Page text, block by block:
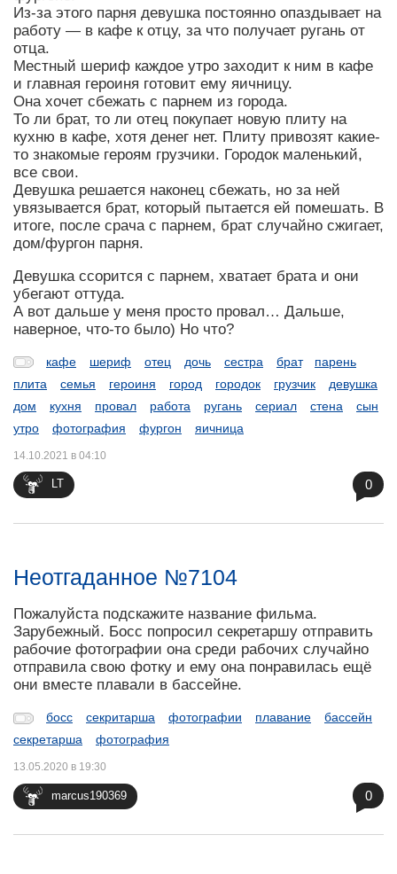
Из-за этого парня девушка постоянно опаздывает на
работу — в кафе к отцу, за что получает ругань от
отца.
Местный шериф каждое утро заходит к ним в кафе
и главная героиня готовит ему яичницу.
Она хочет сбежать с парнем из города.
То ли брат, то ли отец покупает новую плиту на
кухню в кафе, хотя денег нет. Плиту привозят какие-
то знакомые героям грузчики. Городок маленький,
все свои.
Девушка решается наконец сбежать, но за ней
увязывается брат, который пытается ей помешать. В
итоге, после срача с парнем, брат случайно сжигает,
дом/фургон парня.
Девушка ссорится с парнем, хватает брата и они
убегают оттуда.
А вот дальше у меня просто провал… Дальше,
наверное, что-то было) Но что?
кафе шериф отец дочь сестра брат
парень
плита
семья героиня город городок грузчик
девушка
дом
кухня провал работа ругань сериал стена
сын
утро
фотография фургон яичница
LT
14.10.2021 в 04:10
0
Неотгаданное №7104
Пожалуйста подскажите название фильма.
Зарубежный. Босс попросил секретаршу отправить
рабочие фотографии она среди рабочих случайно
отправила свою фотку и ему она понравилась ещё
они вместе плавали в бассейне.
босс секритарша фотографии плавание
бассейн
секретарша
фотография
marcus190369
13.05.2020 в 19:30
0